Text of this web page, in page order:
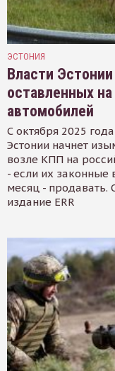
ЭСТОНИЯ
Власти
оставленных
автомобилей
С октября 2025
Эстонии начнет
возле КПП на
- если их законные
месяц - продавать.
издание ERR